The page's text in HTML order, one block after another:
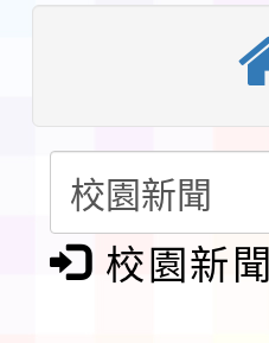
程安排一
「桃園
請一案
報
淨零綠領
檢送桃
校園新